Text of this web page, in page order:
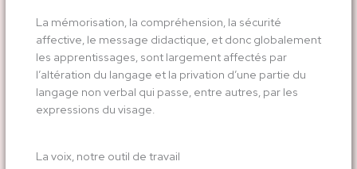
La mémorisation, la compréhension, la sécurité
affective, le message didactique, et donc globalement
les apprentissages, sont largement affectés par
l’altération du langage et la privation d’une partie du
langage non verbal qui passe, entre autres, par les
expressions du visage.
La voix, notre outil de travail